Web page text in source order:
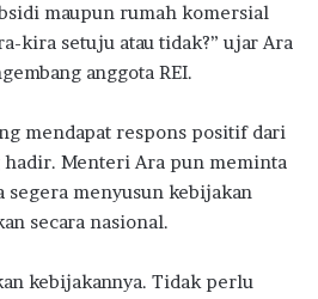
maupun rumah komersial
kira setuju atau tidak?” ujar Ara
anggota REI.
mendapat respons positif dari
hadir. Menteri Ara pun meminta
segera menyusun kebijakan
secara nasional.
kebijakannya. Tidak perlu